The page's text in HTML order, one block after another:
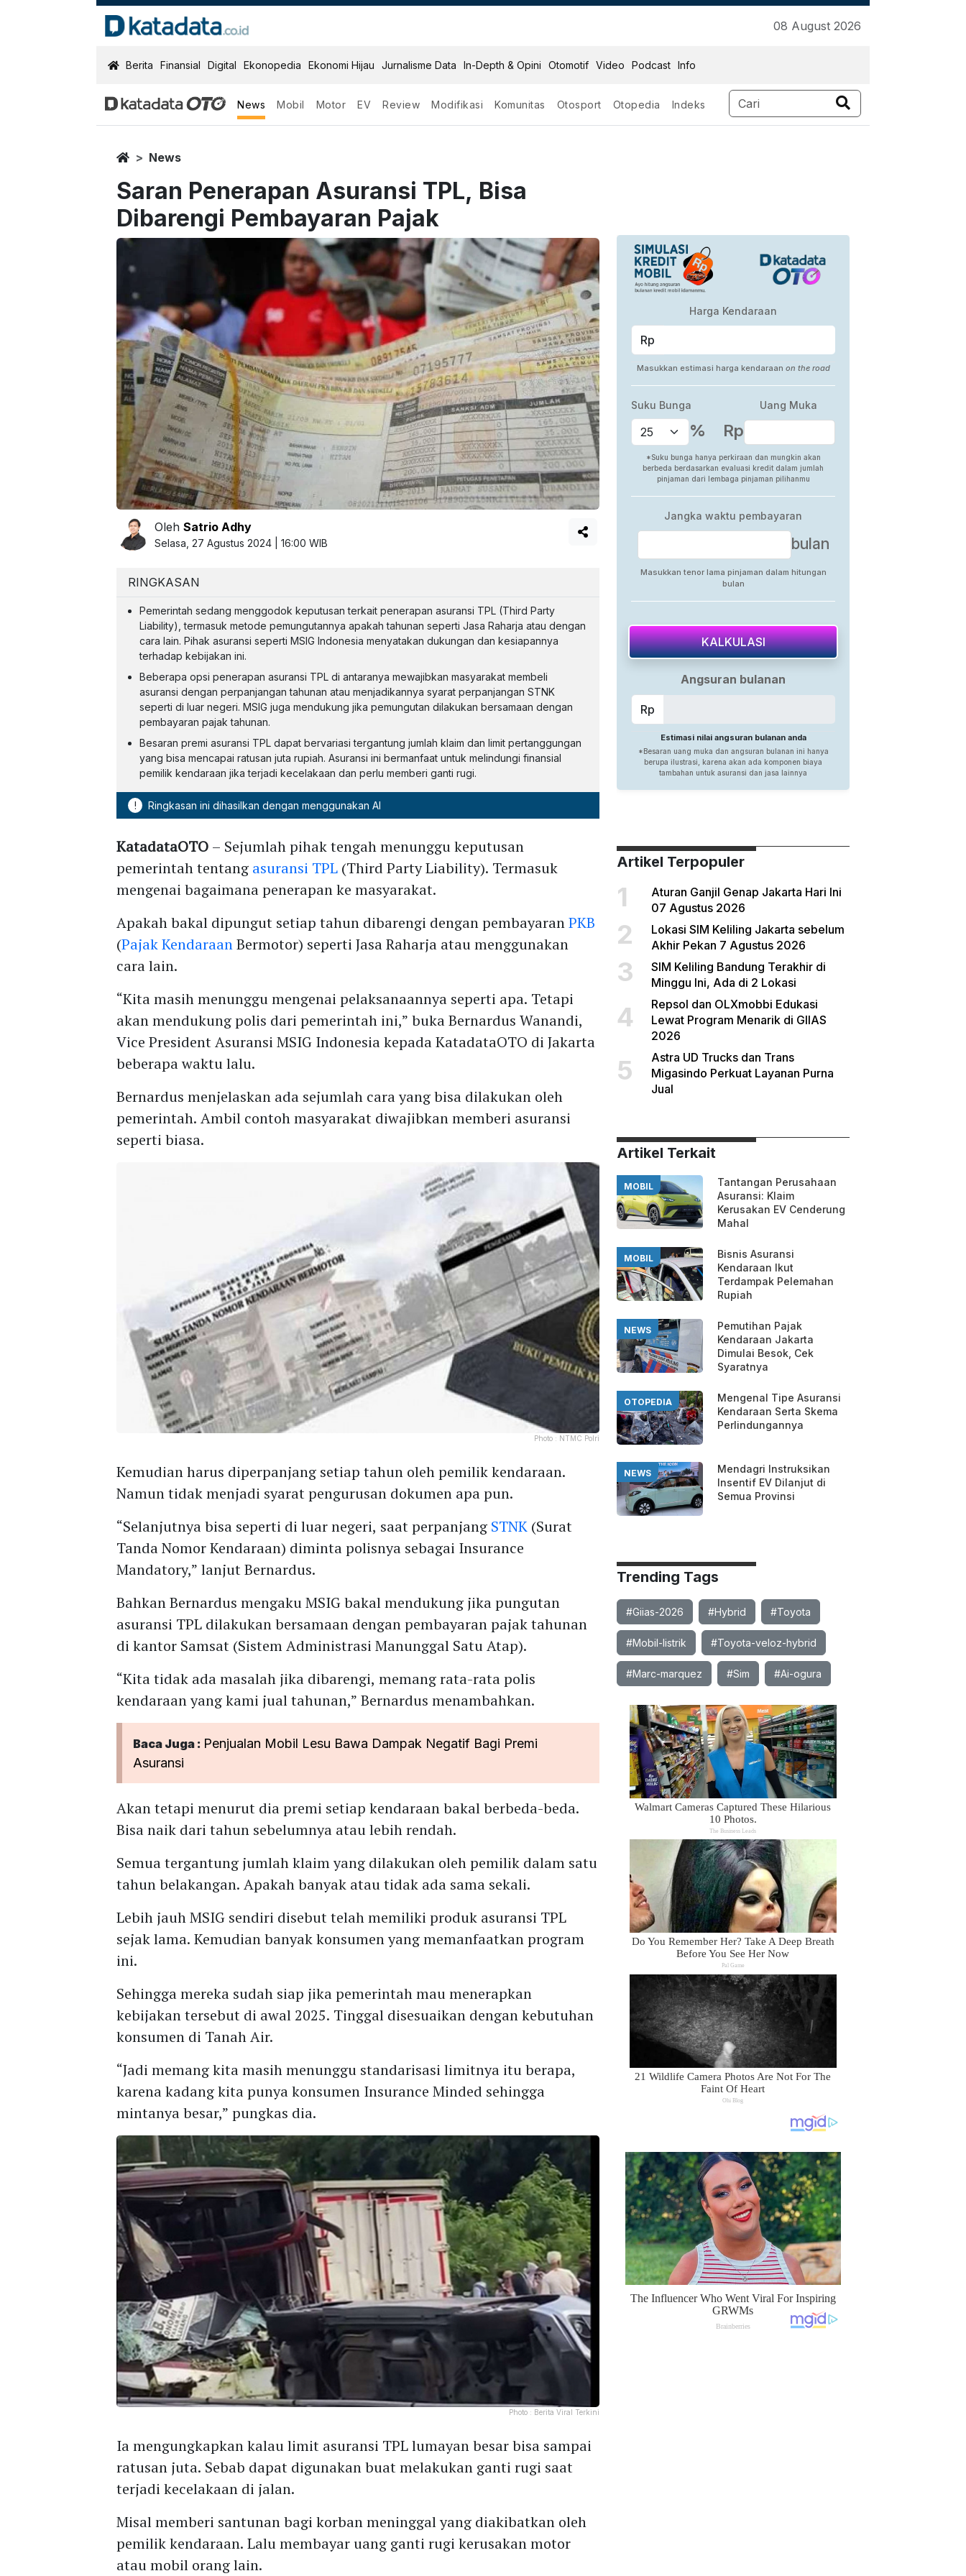
08 August 2026
KatadataOTO
Berita Finansial Digital Ekonopedia Ekonomi Hijau Jurnalisme Data In-Depth & Opini Otomotif Video Podcast Info
News Mobil Motor EV Review Modifikasi Komunitas Otosport Otopedia Indeks
HomeNews
Saran Penerapan Asuransi TPL, Bisa
Dibarengi Pembayaran Pajak
OlehSatrio Adhy
Selasa, 27 Agustus 2024 | 16:00 WIB
RINGKASAN
Pemerintah sedang menggodok keputusan terkait penerapan asuransi TPL (Third Party
Liability), termasuk metode pemungutannya apakah tahunan seperti Jasa Raharja atau dengan
cara lain. Pihak asuransi seperti MSIG Indonesia menyatakan dukungan dan kesiapannya
terhadap kebijakan ini.
Beberapa opsi penerapan asuransi TPL di antaranya mewajibkan masyarakat membeli
asuransi dengan perpanjangan tahunan atau menjadikannya syarat perpanjangan STNK
seperti di luar negeri. MSIG juga mendukung jika pemungutan dilakukan bersamaan dengan
pembayaran pajak tahunan.
Besaran premi asuransi TPL dapat bervariasi tergantung jumlah klaim dan limit pertanggungan
yang bisa mencapai ratusan juta rupiah. Asuransi ini bermanfaat untuk melindungi finansial
pemilik kendaraan jika terjadi kecelakaan dan perlu memberi ganti rugi.
! Ringkasan ini dihasilkan dengan menggunakan AI
KatadataOTO – Sejumlah pihak tengah menunggu keputusan
pemerintah tentang asuransi TPL (Third Party Liability). Termasuk
mengenai bagaimana penerapan ke masyarakat.
Apakah bakal dipungut setiap tahun dibarengi dengan pembayaranPKB
(Pajak KendaraanBermotor) seperti Jasa Raharja atau menggunakan
cara lain.
“Kita masih menunggu mengenai pelaksanaannya seperti apa. Tetapi
akan mendukung polis dari pemerintah ini,” buka Bernardus Wanandi,
Vice President Asuransi MSIG Indonesia kepada KatadataOTO di Jakarta
beberapa waktu lalu.
Bernardus menjelaskan ada sejumlah cara yang bisa dilakukan oleh
pemerintah. Ambil contoh masyarakat diwajibkan memberi asuransi
seperti biasa.
Photo : NTMC Polri
Kemudian harus diperpanjang setiap tahun oleh pemilik kendaraan.
Namun tidak menjadi syarat pengurusan dokumen apa pun.
“Selanjutnya bisa seperti di luar negeri, saat perpanjang STNK (Surat
Tanda Nomor Kendaraan) diminta polisnya sebagai Insurance
Mandatory,” lanjut Bernardus.
Bahkan Bernardus mengaku MSIG bakal mendukung jika pungutan
asuransi TPL dilakukan bersamaan dengan pembayaran pajak tahunan
di kantor Samsat (Sistem Administrasi Manunggal Satu Atap).
“Kita tidak ada masalah jika dibarengi, memang rata-rata polis
kendaraan yang kami jual tahunan,” Bernardus menambahkan.
Baca Juga : Penjualan Mobil Lesu Bawa Dampak Negatif Bagi Premi
Asuransi
Akan tetapi menurut dia premi setiap kendaraan bakal berbeda-beda.
Bisa naik dari tahun sebelumnya atau lebih rendah.
Semua tergantung jumlah klaim yang dilakukan oleh pemilik dalam satu
tahun belakangan. Apakah banyak atau tidak ada sama sekali.
Lebih jauh MSIG sendiri disebut telah memiliki produk asuransi TPL
sejak lama. Kemudian banyak konsumen yang memanfaatkan program
ini.
Sehingga mereka sudah siap jika pemerintah mau menerapkan
kebijakan tersebut di awal 2025. Tinggal disesuaikan dengan kebutuhan
konsumen di Tanah Air.
“Jadi memang kita masih menunggu standarisasi limitnya itu berapa,
karena kadang kita punya konsumen Insurance Minded sehingga
mintanya besar,” pungkas dia.
Photo : Berita Viral Terkini
Ia mengungkapkan kalau limit asuransi TPL lumayan besar bisa sampai
ratusan juta. Sebab dapat digunakan buat melakukan ganti rugi saat
terjadi kecelakaan di jalan.
Misal memberi santunan bagi korban meninggal yang diakibatkan oleh
pemilik kendaraan. Lalu membayar uang ganti rugi kerusakan motor
atau mobil orang lain.
Artikel Terpopuler
1
Aturan Ganjil Genap Jakarta Hari Ini
07 Agustus 2026
2
Lokasi SIM Keliling Jakarta sebelum
Akhir Pekan 7 Agustus 2026
3
SIM Keliling Bandung Terakhir di
Minggu Ini, Ada di 2 Lokasi
4
Repsol dan OLXmobbi Edukasi
Lewat Program Menarik di GIIAS
2026
5
Astra UD Trucks dan Trans
Migasindo Perkuat Layanan Purna
Jual
Artikel Terkait
MOBIL
Tantangan Perusahaan
Asuransi: Klaim
Kerusakan EV Cenderung
Mahal
MOBIL
Bisnis Asuransi
Kendaraan Ikut
Terdampak Pelemahan
Rupiah
NEWS
Pemutihan Pajak
Kendaraan Jakarta
Dimulai Besok, Cek
Syaratnya
OTOPEDIA
Mengenal Tipe Asuransi
Kendaraan Serta Skema
Perlindungannya
NEWS
Mendagri Instruksikan
Insentif EV Dilanjut di
Semua Provinsi
Trending Tags
#Giias-2026 #Hybrid #Toyota
#Mobil-listrik #Toyota-veloz-hybrid
#Marc-marquez #Sim #Ai-ogura